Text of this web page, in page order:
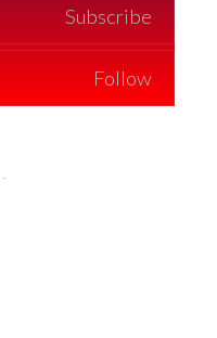
Subscribe
Follow
-